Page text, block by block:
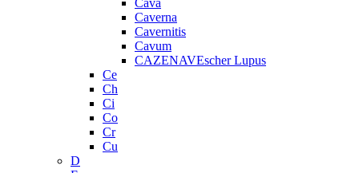
Cava
Caverna
Cavernitis
Cavum
CAZENAVEscher Lupus
Ce
Ch
Ci
Co
Cr
Cu
D